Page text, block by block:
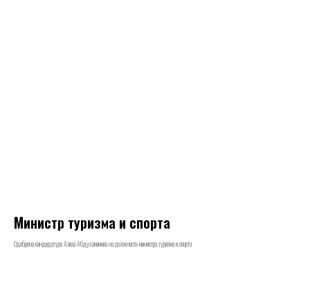
Министр туризма и спорта
Одобрена кандидатура Азиза Абдухакимова на должность министра туризма и спорта